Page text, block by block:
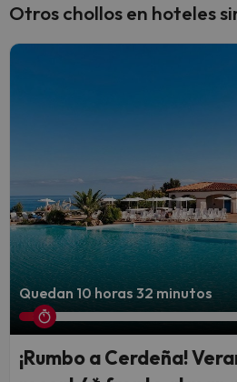
Otros chollos en hoteles
Quedan 10 horas 32 minutos
¡Rumbo a Cerdeña!